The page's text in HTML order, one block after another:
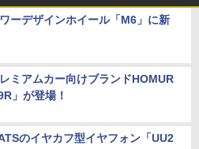
ーデザインホイール「M6」に新
ミアムカー向けブランドHOMUR
」が登場！
のイヤカフ型イヤフォン「UU2